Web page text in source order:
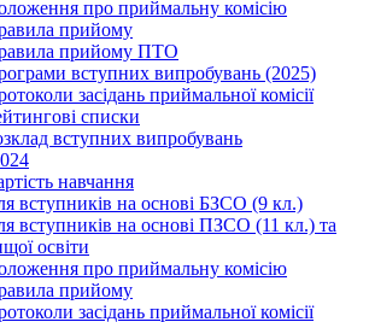
про приймальну комісію
прийому
прийому ПТО
вступних випробувань (2025)
засідань приймальної комісії
списки
вступних випробувань
навчання
вступників на основі БЗСО (9 кл.)
вступників на основі ПЗСО (11 кл.) та
освіти
про приймальну комісію
прийому
засідань приймальної комісії